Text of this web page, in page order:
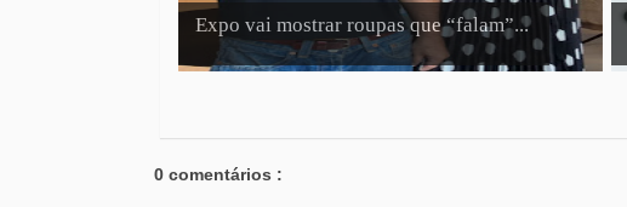
Expo vai mostrar roupas que “falam”...
0 comentários :